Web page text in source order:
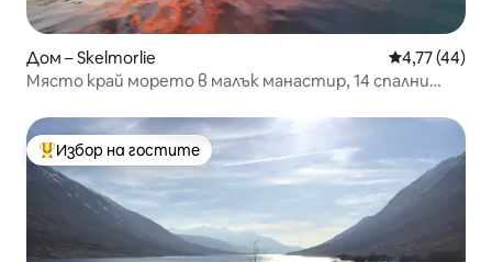
Дом – Skelmorlie Средна
4,77 (44)
Място край морето в малък манастир, 14 спални
Най-популярен избор на гостите
Избор на гостите